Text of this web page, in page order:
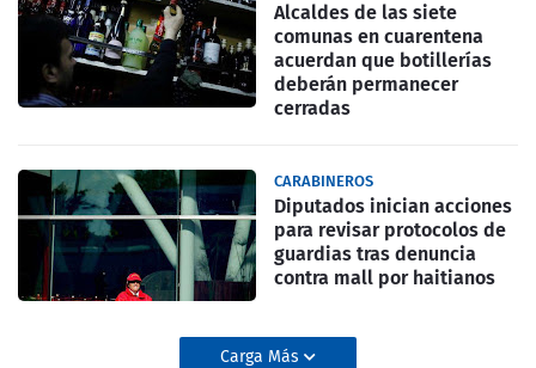
Alcaldes de las siete
comunas en cuarentena
acuerdan que botillerías
deberán permanecer
cerradas
CARABINEROS
Diputados inician acciones
para revisar protocolos de
guardias tras denuncia
contra mall por haitianos
Carga Más